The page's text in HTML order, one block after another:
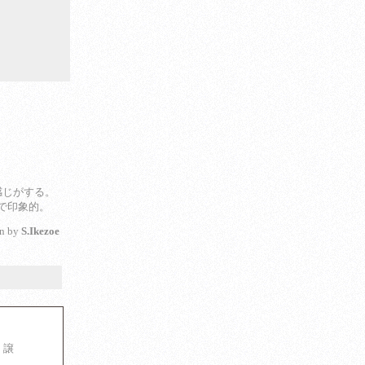
がする。
象的。
by S.Ikezoe